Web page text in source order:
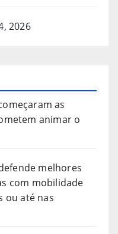
2026
as
animar o
melhores
com mobilidade
ou até nas